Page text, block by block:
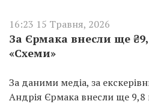
16:23 15 Травня, 2026
За Єрмака внесли ще
«Схеми»
За даними медіа, за
Андрія Єрмака внесли ще 9,8